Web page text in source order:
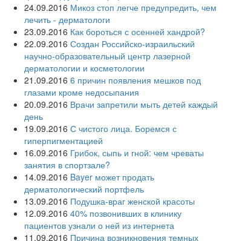
24.09.2016 Микоз стоп легче предупредить, чем
лечить - дерматологи
23.09.2016 Как бороться с осенней хандрой?
22.09.2016 Создан Российско-израильский
научно-образовательный центр лазерной
дерматологии и косметологии
21.09.2016 6 причин появления мешков под
глазами кроме недосыпания
20.09.2016 Врачи запретили мыть детей каждый
день
19.09.2016 С чистого лица. Боремся с
гиперпигментацией
16.09.2016 Грибок, сыпь и гной: чем чреваты
занятия в спортзале?
14.09.2016 Bayer может продать
дерматологический портфель
13.09.2016 Подушка-враг женской красоты
12.09.2016 40% позвонивших в клинику
пациентов узнали о ней из интернета
11.09.2016 Причина возникновения темных